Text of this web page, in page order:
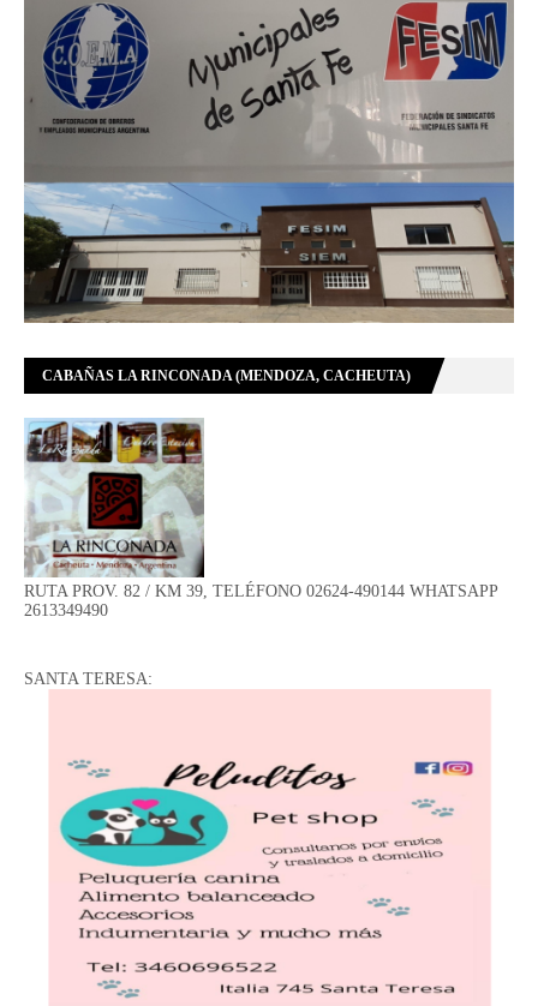
CABAÑAS LA RINCONADA (MENDOZA, CACHEUTA)
RUTA PROV. 82 / KM 39, TELÉFONO 02624-490144 WHATSAPP
2613349490
SANTA TERESA: